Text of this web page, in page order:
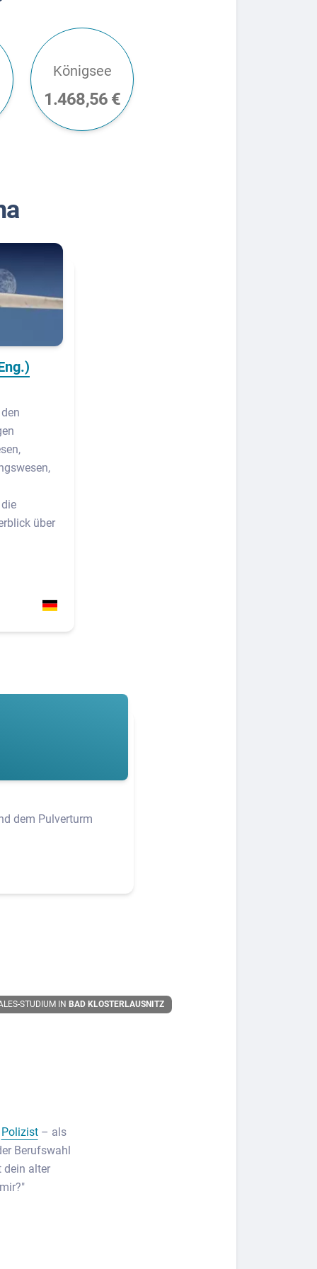
Königsee
1.468,56 €
über
dem Pulverturm
STUDIUM IN BAD KLOSTERLAUSNITZ
Polizist– als
Berufswahl
dein alter